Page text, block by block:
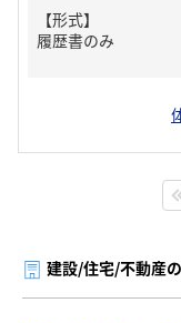
【形式】
履歴書のみ
建設/住宅/不動産